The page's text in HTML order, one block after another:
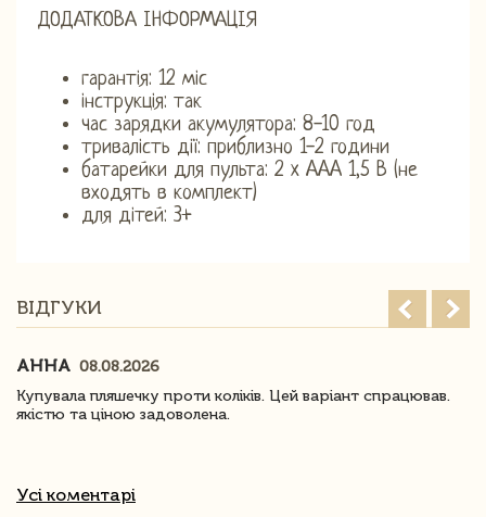
ДОДАТКОВА ІНФОРМАЦІЯ
гарантія: 12 міс
інструкція: так
час зарядки акумулятора: 8-10 год
тривалість дії: приблизно 1-2 години
батарейки для пульта: 2 x AAA 1,5 В (не
входять в комплект)
для дітей: 3+
ВІДГУКИ
АННА 08.08.2026
Купувала пляшечку проти коліків. Цей варіант спрацював.
якістю та ціною задоволена.
Усі коментарі